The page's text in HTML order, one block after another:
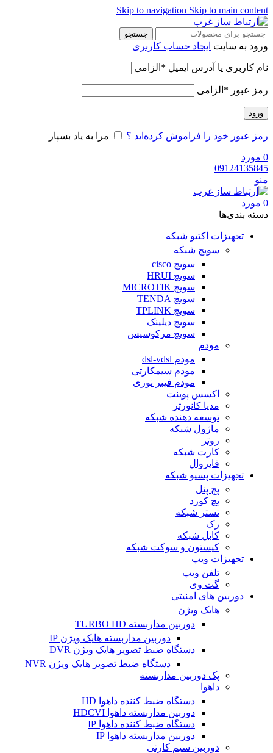
Skip to navigation Skip to main content
جستجو
ورود به سایت ایجاد حساب کاربری
نام کاربری یا آدرس ایمیل * الزامی
رمز عبور * الزامی
ورود
رمز عبور خود را فراموش کرده‌اید ؟ مرا به یاد بسپار
0 مورد
09124135845
منو
0 مورد
دسته‌ بندی‌ها
تجهیزات اکتیو شبکه
سویچ شبکه
سویچ cisco
سویچ HRUI
سویچ MICROTIK
سویچ TENDA
سویچ TPLINK
سویچ دیلینک
سویچ مرکوسیس
مودم
مودم dsl-vdsl
مودم سیمکارتی
مودم فیبر نوری
اکسس پوینت
مدیا کانورتر
توسعه دهنده شبکه
ماژول شبکه
روتر
کارت شبکه
فایروال
تجهیزات پسیو شبکه
پچ پنل
پچ کورد
تستر شبکه
رک
کابل شبکه
کیستون و سوکت شبکه
تجهیزات ویپ
تلفن ویپ
گت وی
دوربین های امنیتی
هایک ویژن
دوربین مداربسته TURBO HD
دوربین مداربسته هایک ویژن IP
دستگاه ضبط تصویر هایک ویژن DVR
دستگاه ضبط تصویر هایک ویژن NVR
پک دوربین مداربسته
داهوا
دستگاه ضبط کننده داهوا HD
دوربین مداربسته داهوا HDCVI
دستگاه ضبط کننده داهوا IP
دوربین مداربسته داهوا IP
دوربین سیم کارتی